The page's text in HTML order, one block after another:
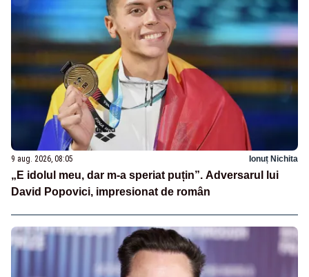
9 aug. 2026, 08:05 Ionuț Nichita
„E idolul meu, dar m-a speriat puțin”. Adversarul lui
David Popovici, impresionat de român